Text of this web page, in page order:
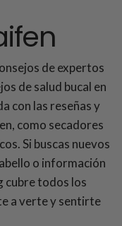
de expertos
de salud bucal en
con las reseñas y
como secadores
Si buscas nuevos
o información
cubre todos los
a verte y sentirte